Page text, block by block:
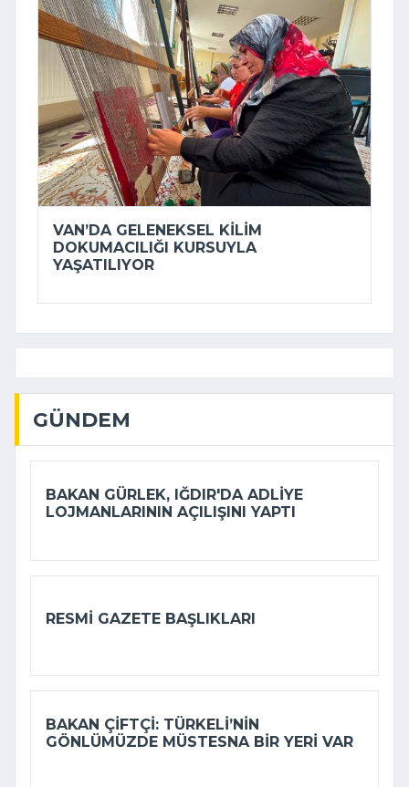
VAN’DA GELENEKSEL KILIM
DOKUMACILIĞI KURSUYLA
YAŞATILIYOR
GÜNDEM
BAKAN GÜRLEK, IĞDIR'DA ADLIYE
LOJMANLARININ AÇILIŞINI YAPTI
RESMI GAZETE BAŞLIKLARI
BAKAN ÇIFTÇI: TÜRKELI’NIN
GÖNLÜMÜZDE MÜSTESNA BIR YERI VAR